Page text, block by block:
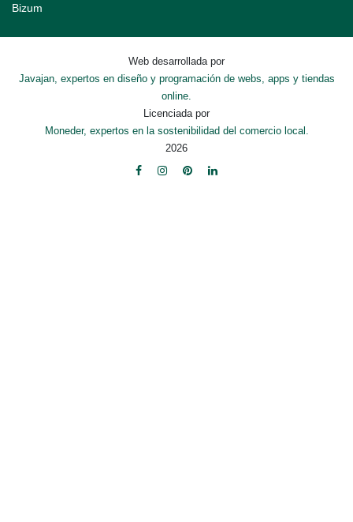
Bizum
Web desarrollada por
Javajan, expertos en diseño y programación de webs, apps y tiendas
online.
Licenciada por
Moneder, expertos en la sostenibilidad del comercio local.
2026